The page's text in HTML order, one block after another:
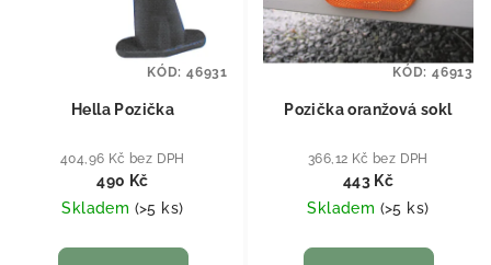
Hella Pozička
404,96 Kč bez DPH
490 Kč
Skladem (>5 ks)
KÓD: 46931
Pozička oranžová sokl
366,12 Kč bez DPH
443 Kč
Skladem (>5 ks)
KÓD: 46913